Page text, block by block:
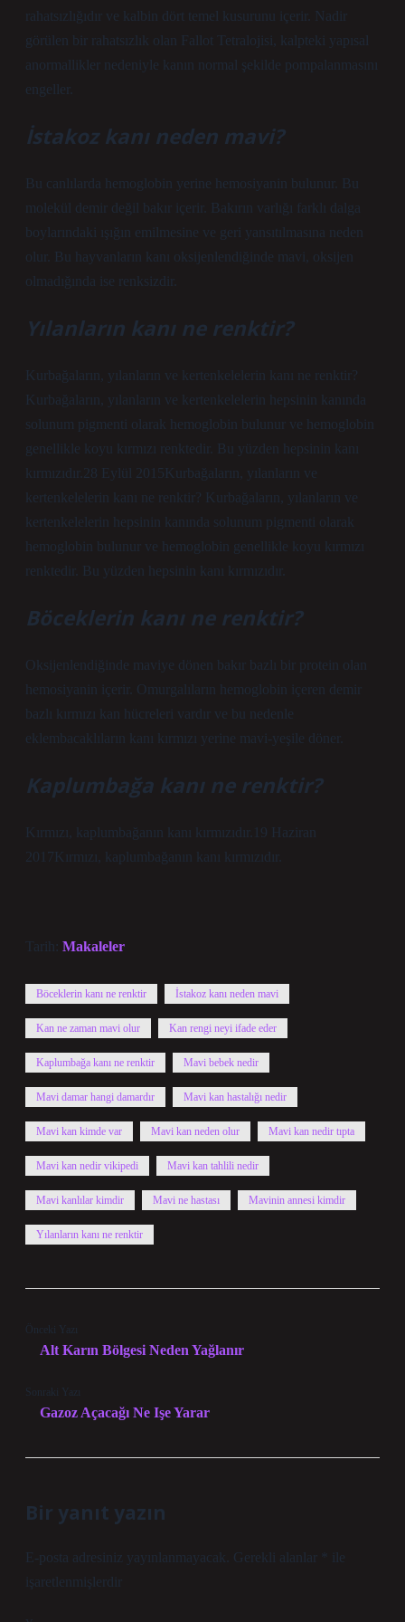
rahatsızlığıdır ve kalbin dört temel kusurunu içerir. Nadir
görülen bir rahatsızlık olan Fallot Tetralojisi, kalpteki yapısal
anormallikler nedeniyle kanın normal şekilde pompalanmasını
engeller.
İstakoz kanı neden mavi?
Bu canlılarda hemoglobin yerine hemosiyanin bulunur. Bu
molekül demir değil bakır içerir. Bakırın varlığı farklı dalga
boylarındaki ışığın emilmesine ve geri yansıtılmasına neden
olur. Bu hayvanların kanı oksijenlendiğinde mavi, oksijen
olmadığında ise renksizdir.
Yılanların kanı ne renktir?
Kurbağaların, yılanların ve kertenkelelerin kanı ne renktir?
Kurbağaların, yılanların ve kertenkelelerin hepsinin kanında
solunum pigmenti olarak hemoglobin bulunur ve hemoglobin
genellikle koyu kırmızı renktedir. Bu yüzden hepsinin kanı
kırmızıdır.28 Eylül 2015Kurbağaların, yılanların ve
kertenkelelerin kanı ne renktir? Kurbağaların, yılanların ve
kertenkelelerin hepsinin kanında solunum pigmenti olarak
hemoglobin bulunur ve hemoglobin genellikle koyu kırmızı
renktedir. Bu yüzden hepsinin kanı kırmızıdır.
Böceklerin kanı ne renktir?
Oksijenlendiğinde maviye dönen bakır bazlı bir protein olan
hemosiyanin içerir. Omurgalıların hemoglobin içeren demir
bazlı kırmızı kan hücreleri vardır ve bu nedenle
eklembacaklıların kanı kırmızı yerine mavi-yeşile döner.
Kaplumbağa kanı ne renktir?
Kırmızı, kaplumbağanın kanı kırmızıdır.19 Haziran
2017Kırmızı, kaplumbağanın kanı kırmızıdır.
Tarih: Makaleler
Böceklerin kanı ne renktir İstakoz kanı neden mavi
Kan ne zaman mavi olur Kan rengi neyi ifade eder
Kaplumbağa kanı ne renktir Mavi bebek nedir
Mavi damar hangi damardır Mavi kan hastalığı nedir
Mavi kan kimde var Mavi kan neden olur Mavi kan nedir tıpta
Mavi kan nedir vikipedi Mavi kan tahlili nedir
Mavi kanlılar kimdir Mavi ne hastası Mavinin annesi kimdir
Yılanların kanı ne renktir
Önceki Yazı
Alt Karın Bölgesi Neden Yağlanır
Sonraki Yazı
Gazoz Açacağı Ne Işe Yarar
Bir yanıt yazın
E-posta adresiniz yayınlanmayacak. Gerekli alanlar
ile
işaretlenmişlerdir